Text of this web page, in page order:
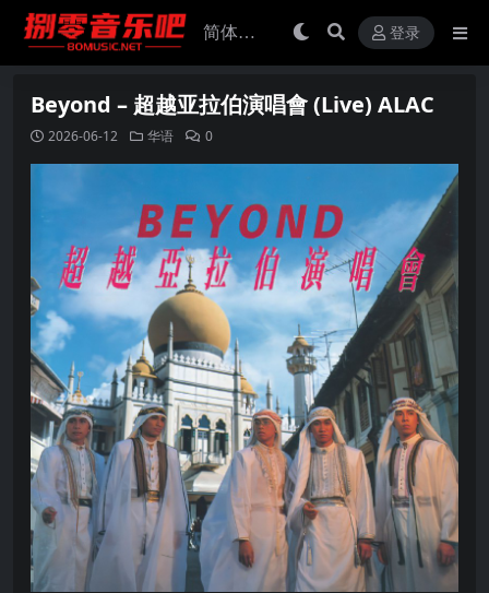
登录
Beyond – 超越亚拉伯演唱會 (Live) ALAC
2026-06-12 华语 0